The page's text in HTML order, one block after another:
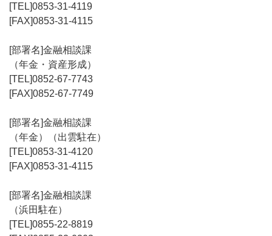
0853-31-4119
0853-31-4115
金融相談課
（年金・資産形成）
0852-67-7743
0852-67-7749
金融相談課
（年金）（出雲駐在）
0853-31-4120
0853-31-4115
金融相談課
（浜田駐在）
0855-22-8819